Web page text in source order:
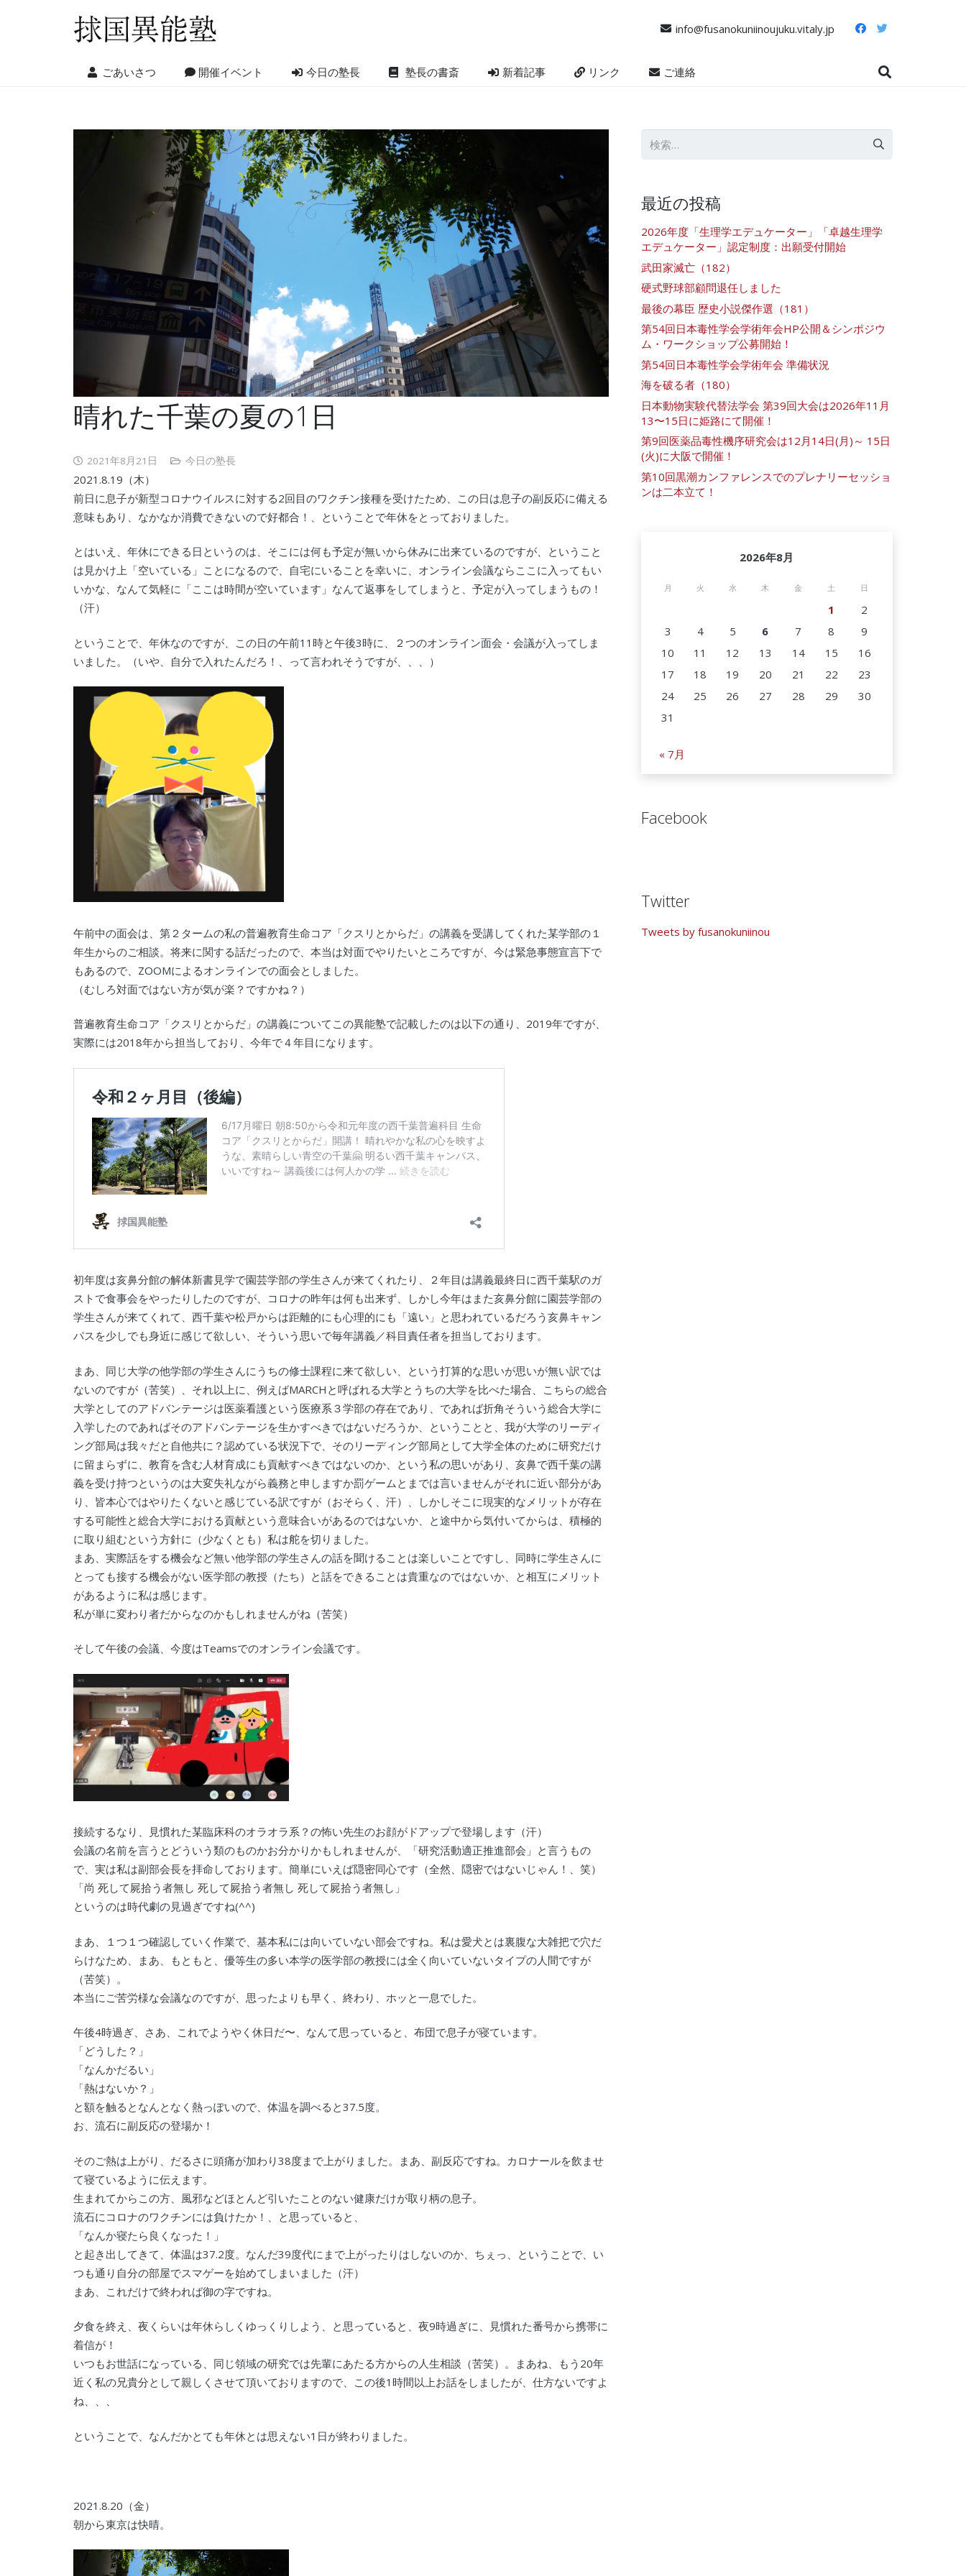
info@fusanokuniinoujuku.vitaly.jp
ごあいさつ 開催イベント 今日の塾長 塾長の書斎 新着記事 リンク ご連絡
晴れた千葉の夏の1日
2021年8月21日 今日の塾長
2021.8.19（木）
前日に息子が新型コロナウイルスに対する2回目のワクチン接種を受けたため、この日は息子の副反応に備える
意味もあり、なかなか消費できないので好都合！、ということで年休をとっておりました。
とはいえ、年休にできる日というのは、そこには何も予定が無いから休みに出来ているのですが、ということ
は見かけ上「空いている」ことになるので、自宅にいることを幸いに、オンライン会議ならここに入ってもい
いかな、なんて気軽に「ここは時間が空いています」なんて返事をしてしまうと、予定が入ってしまうもの！
（汗）
ということで、年休なのですが、この日の午前11時と午後3時に、２つのオンライン面会・会議が入ってしま
いました。（いや、自分で入れたんだろ！、って言われそうですが、、、）
午前中の面会は、第２タームの私の普遍教育生命コア「クスリとからだ」の講義を受講してくれた某学部の１
年生からのご相談。将来に関する話だったので、本当は対面でやりたいところですが、今は緊急事態宣言下で
もあるので、ZOOMによるオンラインでの面会としました。
（むしろ対面ではない方が気が楽？ですかね？）
普遍教育生命コア「クスリとからだ」の講義についてこの異能塾で記載したのは以下の通り、2019年ですが、
実際には2018年から担当しており、今年で４年目になります。
初年度は亥鼻分館の解体新書見学で園芸学部の学生さんが来てくれたり、２年目は講義最終日に西千葉駅のガ
ストで食事会をやったりしたのですが、コロナの昨年は何も出来ず、しかし今年はまた亥鼻分館に園芸学部の
学生さんが来てくれて、西千葉や松戸からは距離的にも心理的にも「遠い」と思われているだろう亥鼻キャン
パスを少しでも身近に感じて欲しい、そういう思いで毎年講義／科目責任者を担当しております。
まあ、同じ大学の他学部の学生さんにうちの修士課程に来て欲しい、という打算的な思いが思いが無い訳では
ないのですが（苦笑）、それ以上に、例えばMARCHと呼ばれる大学とうちの大学を比べた場合、こちらの総合
大学としてのアドバンテージは医薬看護という医療系３学部の存在であり、であれば折角そういう総合大学に
入学したのであればそのアドバンテージを生かすべきではないだろうか、ということと、我が大学のリーディ
ング部局は我々だと自他共に？認めている状況下で、そのリーディング部局として大学全体のために研究だけ
に留まらずに、教育を含む人材育成にも貢献すべきではないのか、という私の思いがあり、亥鼻で西千葉の講
義を受け持つというのは大変失礼ながら義務と申しますか罰ゲームとまでは言いませんがそれに近い部分があ
り、皆本心ではやりたくないと感じている訳ですが（おそらく、汗）、しかしそこに現実的なメリットが存在
する可能性と総合大学における貢献という意味合いがあるのではないか、と途中から気付いてからは、積極的
に取り組むという方針に（少なくとも）私は舵を切りました。
まあ、実際話をする機会など無い他学部の学生さんの話を聞けることは楽しいことですし、同時に学生さんに
とっても接する機会がない医学部の教授（たち）と話をできることは貴重なのではないか、と相互にメリット
があるように私は感じます。
私が単に変わり者だからなのかもしれませんがね（苦笑）
そして午後の会議、今度はTeamsでのオンライン会議です。
接続するなり、見慣れた某臨床科のオラオラ系？の怖い先生のお顔がドアップで登場します（汗）
会議の名前を言うとどういう類のものかお分かりかもしれませんが、「研究活動適正推進部会」と言うもの
で、実は私は副部会長を拝命しております。簡単にいえば隠密同心です（全然、隠密ではないじゃん！、笑）
「尚 死して屍拾う者無し 死して屍拾う者無し 死して屍拾う者無し」
というのは時代劇の見過ぎですね(^^)
まあ、１つ１つ確認していく作業で、基本私には向いていない部会ですね。私は愛犬とは裏腹な大雑把で穴だ
らけなため、まあ、もともと、優等生の多い本学の医学部の教授には全く向いていないタイプの人間ですが
（苦笑）。
本当にご苦労様な会議なのですが、思ったよりも早く、終わり、ホッと一息でした。
午後4時過ぎ、さあ、これでようやく休日だ〜、なんて思っていると、布団で息子が寝ています。
「どうした？」
「なんかだるい」
「熱はないか？」
と額を触るとなんとなく熱っぽいので、体温を調べると37.5度。
お、流石に副反応の登場か！
そのご熱は上がり、だるさに頭痛が加わり38度まで上がりました。まあ、副反応ですね。カロナールを飲ませ
て寝ているように伝えます。
生まれてからこの方、風邪などほとんど引いたことのない健康だけが取り柄の息子。
流石にコロナのワクチンには負けたか！、と思っていると、
「なんか寝たら良くなった！」
と起き出してきて、体温は37.2度。なんだ39度代にまで上がったりはしないのか、ちぇっ、ということで、い
つも通り自分の部屋でスマゲーを始めてしまいました（汗）
まあ、これだけで終われば御の字ですね。
夕食を終え、夜くらいは年休らしくゆっくりしよう、と思っていると、夜9時過ぎに、見慣れた番号から携帯に
着信が！
いつもお世話になっている、同じ領域の研究では先輩にあたる方からの人生相談（苦笑）。まあね、もう20年
近く私の兄貴分として親しくさせて頂いておりますので、この後1時間以上お話をしましたが、仕方ないですよ
ね、、、
ということで、なんだかとても年休とは思えない1日が終わりました。
2021.8.20（金）
朝から東京は快晴。
最近の投稿
2026年度「生理学エデュケーター」「卓越生理学
エデュケーター」認定制度：出願受付開始
武田家滅亡（182）
硬式野球部顧問退任しました
最後の幕臣 歴史小説傑作選（181）
第54回日本毒性学会学術年会HP公開＆シンポジウ
ム・ワークショップ公募開始！
第54回日本毒性学会学術年会 準備状況
海を破る者（180）
日本動物実験代替法学会 第39回大会は2026年11月
13〜15日に姫路にて開催！
第9回医薬品毒性機序研究会は12月14日(月)～ 15日
(火)に大阪で開催！
第10回黒潮カンファレンスでのプレナリーセッショ
ンは二本立て！
2026年8月
月 火 水 木 金 土 日
1
2
3
4 5 6 7 8
9
10
11 12 13 14 15
16
17
18 19 20 21 22
23
24
25 26 27 28 29
30
31
« 7月
Facebook
Twitter
Tweets by fusanokuniinou